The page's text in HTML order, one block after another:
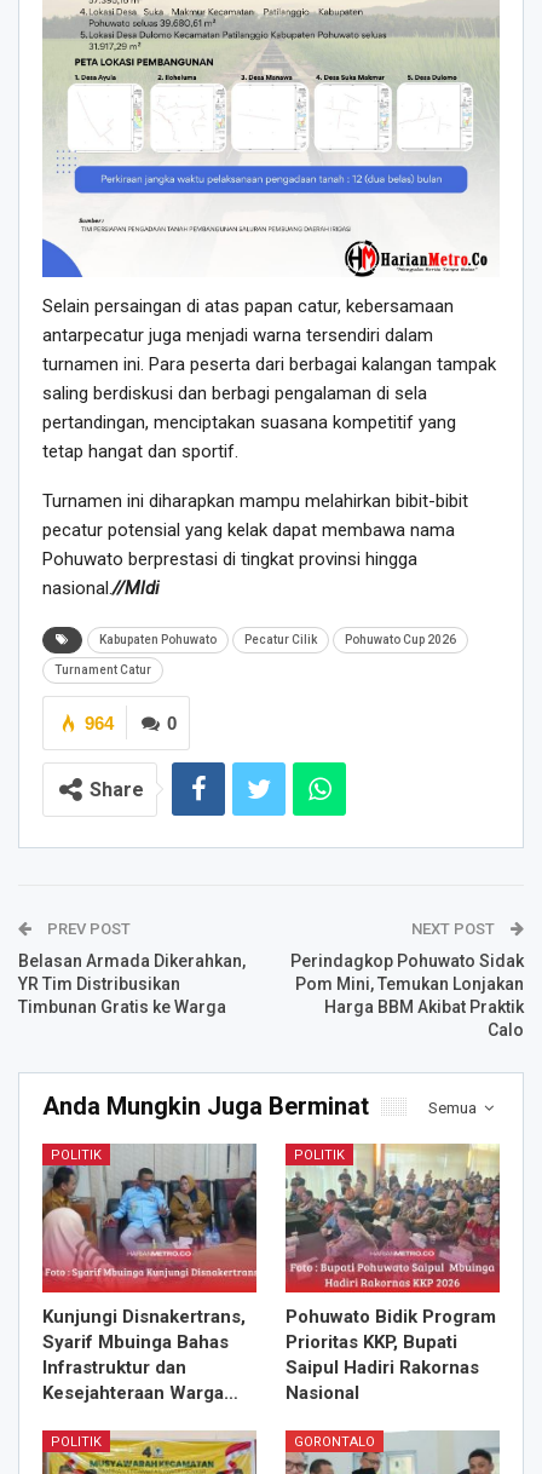
Selain persaingan di atas papan catur, kebersamaan
antarpecatur juga menjadi warna tersendiri dalam
turnamen ini. Para peserta dari berbagai kalangan tampak
saling berdiskusi dan berbagi pengalaman di sela
pertandingan, menciptakan suasana kompetitif yang
tetap hangat dan sportif.
Turnamen ini diharapkan mampu melahirkan bibit-bibit
pecatur potensial yang kelak dapat membawa nama
Pohuwato berprestasi di tingkat provinsi hingga
nasional. //Mldi
Kabupaten Pohuwato Pecatur Cilik Pohuwato Cup 2026
Turnament Catur
0
964
Share
PREV POST
Belasan Armada Dikerahkan,
YR Tim Distribusikan
Timbunan Gratis ke Warga
NEXT POST
Perindagkop Pohuwato Sidak
Pom Mini, Temukan Lonjakan
Harga BBM Akibat Praktik
Calo
Semua
Anda Mungkin Juga Berminat
POLITIK
Kunjungi Disnakertrans,
Syarif Mbuinga Bahas
Infrastruktur dan
Kesejahteraan Warga…
POLITIK
Pohuwato Bidik Program
Prioritas KKP, Bupati
Saipul Hadiri Rakornas
Nasional
POLITIK GORONTALO